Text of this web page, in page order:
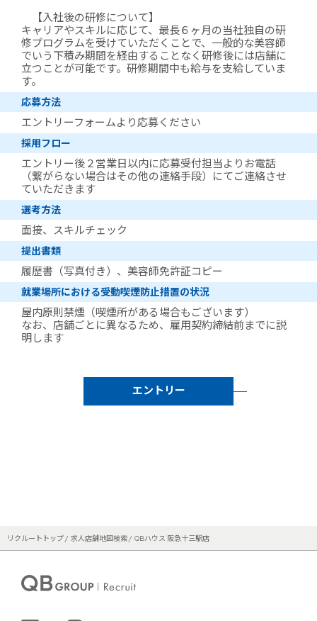
【入社後の研修について】
キャリアやスキルに応じて、最長６ヶ月の当社独自の研
修プログラムを受けていただくことで、一般的な美容師
でいう下積み期間を経由することなく研修後には店舗に
立つことが可能です。研修期間中も給与を支給していま
す。
応募方法
エントリーフォームより応募ください
採用フロー
エントリー後２営業日以内に応募受付担当よりお電話
（繋がらない場合はその他の連絡手段）にてご連絡させ
ていただきます
選考方法
面接、スキルチェック
提出書類
履歴書（写真付き）、美容師免許証コピー
就業場所における受動喫煙防止措置の状況
屋内原則禁煙（喫煙所がある場合もございます）
なお、店舗ごとに異なるため、雇用契約締結前までに説
明します
エントリー
リクルートトップ 求人店舗地図検索 QBハウス 阪急十三駅店